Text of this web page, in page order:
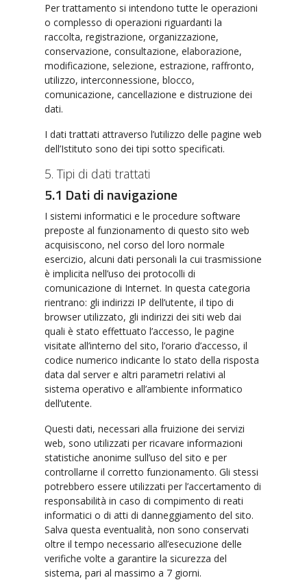
Per trattamento si intendono tutte le operazioni
o complesso di operazioni riguardanti la
raccolta, registrazione, organizzazione,
conservazione, consultazione, elaborazione,
modificazione, selezione, estrazione, raffronto,
utilizzo, interconnessione, blocco,
comunicazione, cancellazione e distruzione dei
dati.
I dati trattati attraverso l’utilizzo delle pagine web
dell’Istituto sono dei tipi sotto specificati.
5. Tipi di dati trattati
5.1 Dati di navigazione
I sistemi informatici e le procedure software
preposte al funzionamento di questo sito web
acquisiscono, nel corso del loro normale
esercizio, alcuni dati personali la cui trasmissione
è implicita nell’uso dei protocolli di
comunicazione di Internet. In questa categoria
rientrano: gli indirizzi IP dell’utente, il tipo di
browser utilizzato, gli indirizzi dei siti web dai
quali è stato effettuato l’accesso, le pagine
visitate all’interno del sito, l’orario d’accesso, il
codice numerico indicante lo stato della risposta
data dal server e altri parametri relativi al
sistema operativo e all’ambiente informatico
dell’utente.
Questi dati, necessari alla fruizione dei servizi
web, sono utilizzati per ricavare informazioni
statistiche anonime sull’uso del sito e per
controllarne il corretto funzionamento. Gli stessi
potrebbero essere utilizzati per l’accertamento di
responsabilità in caso di compimento di reati
informatici o di atti di danneggiamento del sito.
Salva questa eventualità, non sono conservati
oltre il tempo necessario all’esecuzione delle
verifiche volte a garantire la sicurezza del
sistema, pari al massimo a 7 giorni.